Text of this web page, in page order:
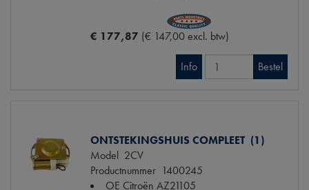
€ 177,87 (€ 147,00 excl. btw)
Info Bestel
ONTSTEKINGSHUIS COMPLEET (1)
Model 2CV
Productnummer 1400245
OE Citroën AZ21105